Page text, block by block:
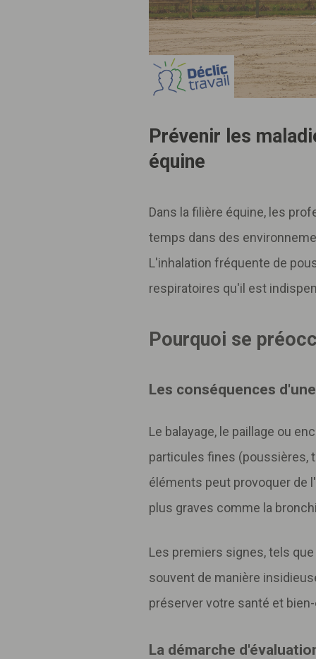
Prévenir les
équine
Dans la filière équine, les
temps dans des
L'inhalation fréquente de
respiratoires qu'il est
Pourquoi se
Les conséquences
Le balayage, le paillage ou
particules fines (poussières,
éléments peut provoquer de
plus graves comme la
Les premiers signes, tels
souvent de manière
préserver votre santé et
La démarche